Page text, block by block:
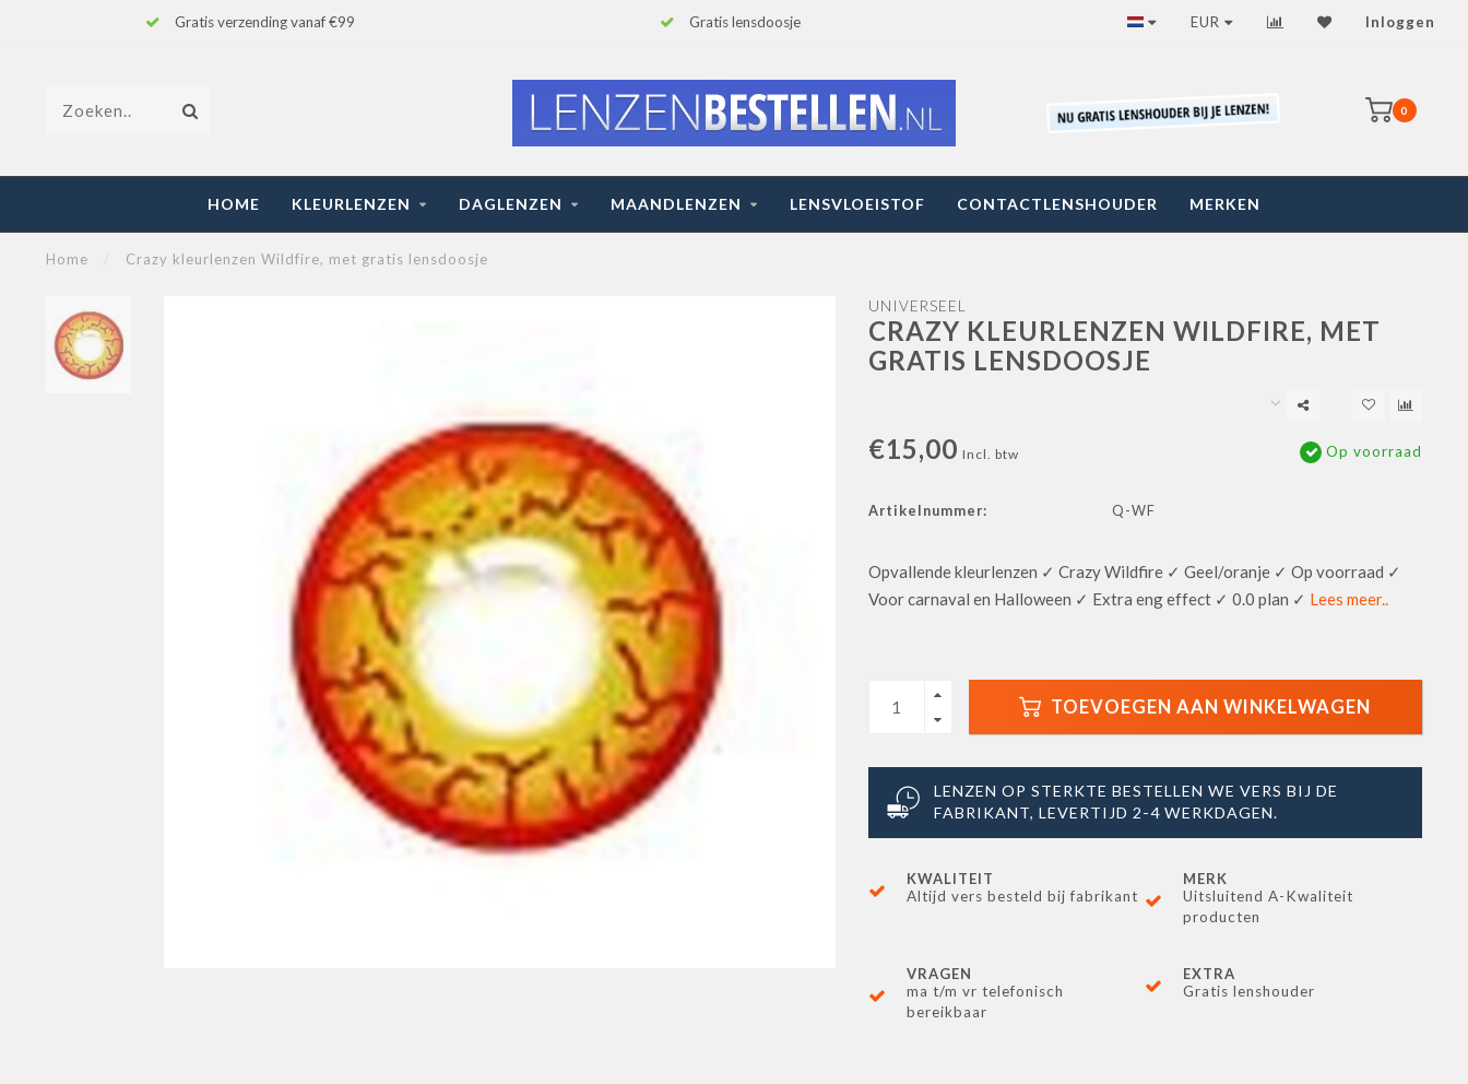
Gratis verzending vanaf €99 Gratis lensdoosje EUR Inloggen
0
HOME KLEURLENZEN DAGLENZEN MAANDLENZEN LENSVLOEISTOF CONTACTLENSHOUDER MERKEN
Home Crazy kleurlenzen Wildfire, met gratis lensdoosje
UNIVERSEEL
CRAZY KLEURLENZEN WILDFIRE, MET
GRATIS LENSDOOSJE
€15,00 Incl. btw Op voorraad
Artikelnummer: Q-WF
Opvallende kleurlenzen ✓ Crazy Wildfire ✓ Geel/oranje ✓ Op voorraad ✓
Voor carnaval en Halloween ✓ Extra eng effect ✓ 0.0 plan ✓ Lees meer..
TOEVOEGEN AAN WINKELWAGEN
LENZEN OP STERKTE BESTELLEN WE VERS BIJ DE
FABRIKANT, LEVERTIJD 2-4 WERKDAGEN.
KWALITEIT
Altijd vers besteld bij fabrikant
MERK
Uitsluitend A-Kwaliteit
producten
VRAGEN
ma t/m vr telefonisch
bereikbaar
EXTRA
Gratis lenshouder